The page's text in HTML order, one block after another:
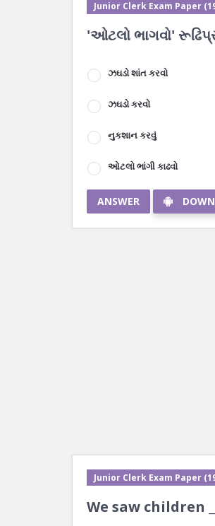
Junior Clerk Exam Paper
'ઓટલો ભાગવો'
ઝઘડો શાંત કરવો
ઝઘડો કરવો
નુકશાન કરવું
ઓટલો ભાંગી કાઢવો
ANSWER
Junior Clerk Exam Paper
We saw children